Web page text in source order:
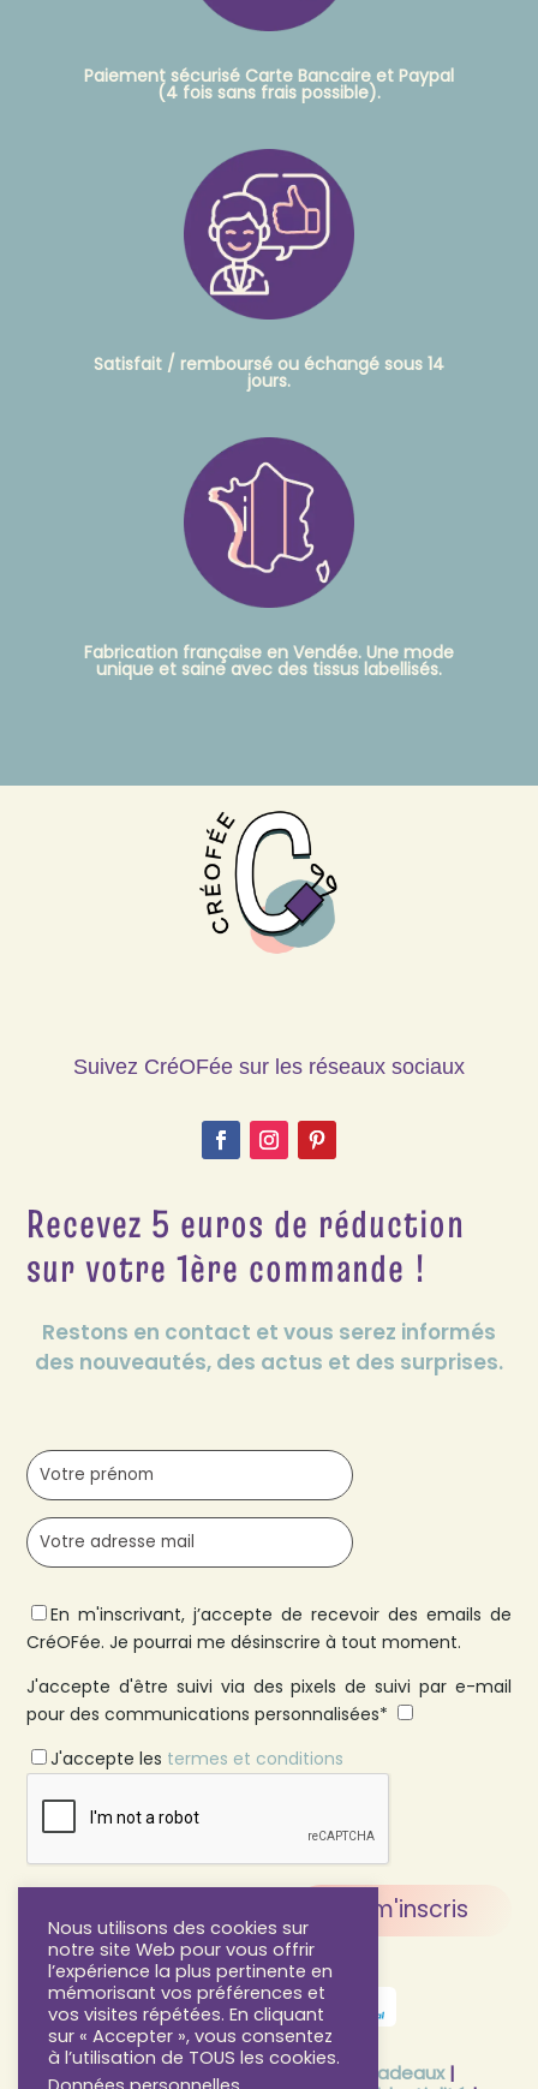
Paiement sécurisé Carte Bancaire et Paypal
(4 fois sans frais possible).
Satisfait / remboursé ou échangé sous 14
jours.
Fabrication française en Vendée. Une mode
unique et saine avec des tissus labellisés.
Suivez CréOFée sur les réseaux sociaux
Recevez 5 euros de réduction
sur votre 1ère commande !
Restons en contact et vous serez informés
des nouveautés, des actus et des surprises.
En m'inscrivant, j’accepte de recevoir des emails de
CréOFée. Je pourrai me désinscrire à tout moment.
J'accepte d'être suivi via des pixels de suivi par e-mail
pour des communications personnalisées*
J'accepte les termes et conditions
FAQ CGU CGV Cartes Cadeaux|
Nous utilisons des cookies sur
notre site Web pour vous offrir
l’expérience la plus pertinente en
mémorisant vos préférences et
vos visites répétées. En cliquant
sur « Accepter », vous consentez
à l’utilisation de TOUS les cookies.